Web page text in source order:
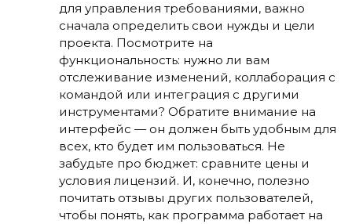
для управления требованиями, важно
сначала определить свои нужды и цели
проекта. Посмотрите на
функциональность: нужно ли вам
отслеживание изменений, коллаборация с
командой или интеграция с другими
инструментами? Обратите внимание на
интерфейс — он должен быть удобным для
всех, кто будет им пользоваться. Не
забудьте про бюджет: сравните цены и
условия лицензий. И, конечно, полезно
почитать отзывы других пользователей,
чтобы понять, как программа работает на